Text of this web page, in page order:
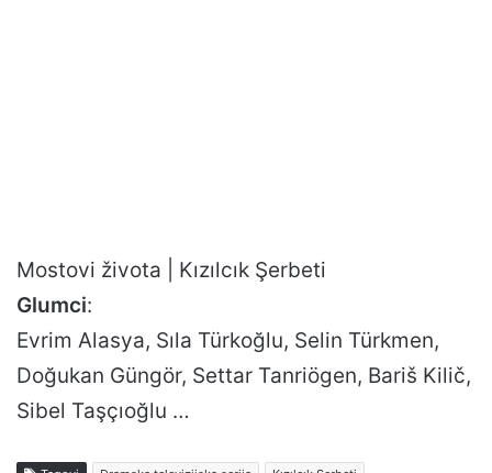
Mostovi života | Kızılcık Şerbeti
Glumci:
Evrim Alasya, Sıla Türkoğlu, Selin Türkmen,
Doğukan Güngör, Settar Tanriögen, Bariš Kilič,
Sibel Taşçıoğlu …